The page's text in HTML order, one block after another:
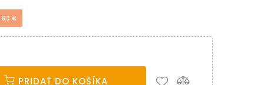
60 €
PRIDAŤ DO KOŠÍKA
a tiež na analytické účely. Odsúhlaste prosím ich nastavenia
vrátane ďalších webov. Viac o cookies.
Viac o cookies.